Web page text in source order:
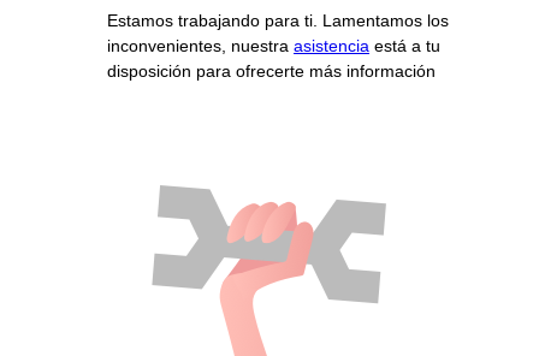
Estamos trabajando para ti. Lamentamos los
inconvenientes, nuestra asistencia está a tu
disposición para ofrecerte más información